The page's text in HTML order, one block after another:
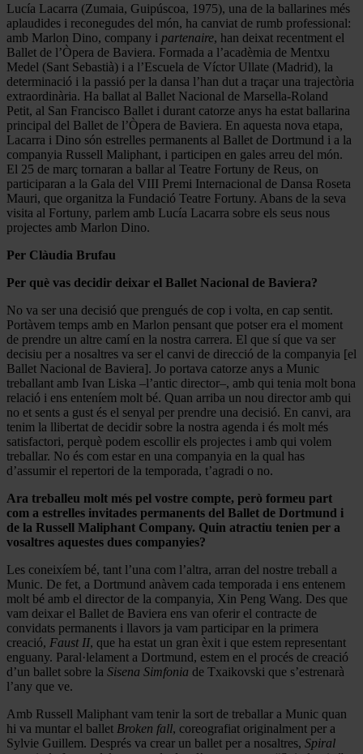
Lucía Lacarra (Zumaia, Guipúscoa, 1975), una de la ballarines més
aplaudides i reconegudes del món, ha canviat de rumb professional:
amb Marlon Dino, company i partenaire, han deixat recentment el
Ballet de l’Òpera de Baviera. Formada a l’acadèmia de Mentxu
Medel (Sant Sebastià) i a l’Escuela de Víctor Ullate (Madrid), la
determinació i la passió per la dansa l’han dut a traçar una trajectòria
extraordinària. Ha ballat al Ballet Nacional de Marsella-Roland
Petit, al San Francisco Ballet i durant catorze anys ha estat ballarina
principal del Ballet de l’Òpera de Baviera. En aquesta nova etapa,
Lacarra i Dino són estrelles permanents al Ballet de Dortmund i a la
companyia Russell Maliphant, i participen en gales arreu del món.
El 25 de març tornaran a ballar al Teatre Fortuny de Reus, on
participaran a la Gala del VIII Premi Internacional de Dansa Roseta
Mauri, que organitza la Fundació Teatre Fortuny. Abans de la seva
visita al Fortuny, parlem amb Lucía Lacarra sobre els seus nous
projectes amb Marlon Dino.
Per Clàudia Brufau
Per què vas decidir deixar el Ballet Nacional de Baviera?
No va ser una decisió que prengués de cop i volta, en cap sentit.
Portàvem temps amb en Marlon pensant que potser era el moment
de prendre un altre camí en la nostra carrera. El que sí que va ser
decisiu per a nosaltres va ser el canvi de direcció de la companyia [el
Ballet Nacional de Baviera]. Jo portava catorze anys a Munic
treballant amb Ivan Liska –l’antic director–, amb qui tenia molt bona
relació i ens enteníem molt bé. Quan arriba un nou director amb qui
no et sents a gust és el senyal per prendre una decisió. En canvi, ara
tenim la llibertat de decidir sobre la nostra agenda i és molt més
satisfactori, perquè podem escollir els projectes i amb qui volem
treballar. No és com estar en una companyia en la qual has
d’assumir el repertori de la temporada, t’agradi o no.
Ara treballeu molt més pel vostre compte, però formeu part
com a estrelles invitades permanents del Ballet de Dortmund i
de la Russell Maliphant Company. Quin atractiu tenien per a
vosaltres aquestes dues companyies?
Les coneixíem bé, tant l’una com l’altra, arran del nostre treball a
Munic. De fet, a Dortmund anàvem cada temporada i ens entenem
molt bé amb el director de la companyia, Xin Peng Wang. Des que
vam deixar el Ballet de Baviera ens van oferir el contracte de
convidats permanents i llavors ja vam participar en la primera
creació, Faust II, que ha estat un gran èxit i que estem representant
enguany. Paral·lelament a Dortmund, estem en el procés de creació
d’un ballet sobre la Sisena Simfonia de Txaikovski que s’estrenarà
l’any que ve.
Amb Russell Maliphant vam tenir la sort de treballar a Munic quan
hi va muntar el ballet Broken fall, coreografiat originalment per a
Sylvie Guillem. Després va crear un ballet per a nosaltres, Spiral